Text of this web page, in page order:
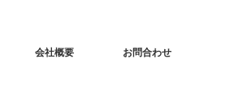
会社概要 お問合わせ